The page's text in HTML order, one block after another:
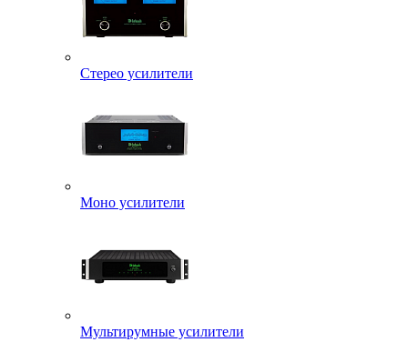
Стерео усилители
Моно усилители
Мультирумные усилители